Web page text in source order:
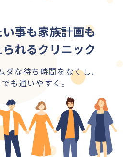
事も家族計画も
れるクリニック
な待ち時間をなくし、
も通いやすく。